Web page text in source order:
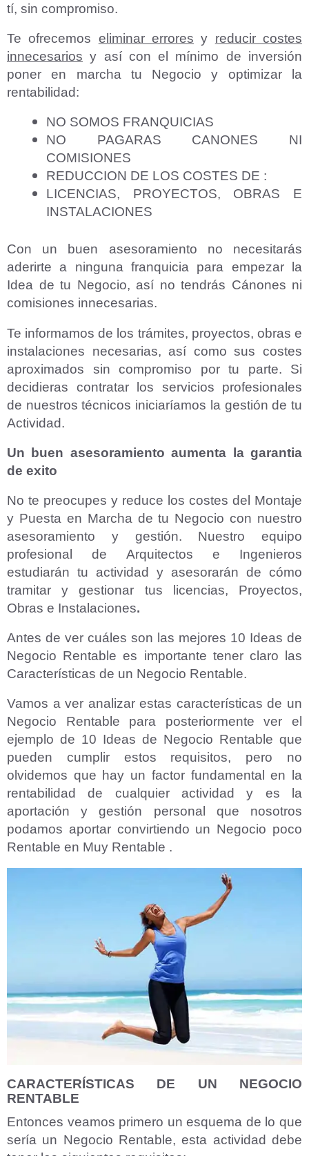
tí, sin compromiso.
Te ofrecemos eliminar errores y reducir costes
innecesarios y así con el mínimo de inversión
poner en marcha tu Negocio y optimizar la
rentabilidad:
NO SOMOS FRANQUICIAS
NO PAGARAS CANONES NI
COMISIONES
REDUCCION DE LOS COSTES DE :
LICENCIAS, PROYECTOS, OBRAS E
INSTALACIONES
Con un buen asesoramiento no necesitarás
aderirte a ninguna franquicia para empezar la
Idea de tu Negocio, así no tendrás Cánones ni
comisiones innecesarias.
Te informamos de los trámites, proyectos, obras e
instalaciones necesarias, así como sus costes
aproximados sin compromiso por tu parte. Si
decidieras contratar los servicios profesionales
de nuestros técnicos iniciaríamos la gestión de tu
Actividad.
Un buen asesoramiento aumenta la garantia
de exito
No te preocupes y reduce los costes del Montaje
y Puesta en Marcha de tu Negocio con nuestro
asesoramiento y gestión. Nuestro equipo
profesional de Arquitectos e Ingenieros
estudiarán tu actividad y asesorarán de cómo
tramitar y gestionar tus licencias, Proyectos,
Obras e Instalaciones.
Antes de ver cuáles son las mejores 10 Ideas de
Negocio Rentable es importante tener claro las
Características de un Negocio Rentable.
Vamos a ver analizar estas características de un
Negocio Rentable para posteriormente ver el
ejemplo de 10 Ideas de Negocio Rentable que
pueden cumplir estos requisitos, pero no
olvidemos que hay un factor fundamental en la
rentabilidad de cualquier actividad y es la
aportación y gestión personal que nosotros
podamos aportar convirtiendo un Negocio poco
Rentable en Muy Rentable .
CARACTERÍSTICAS DE UN NEGOCIO
RENTABLE
Entonces veamos primero un esquema de lo que
sería un Negocio Rentable, esta actividad debe